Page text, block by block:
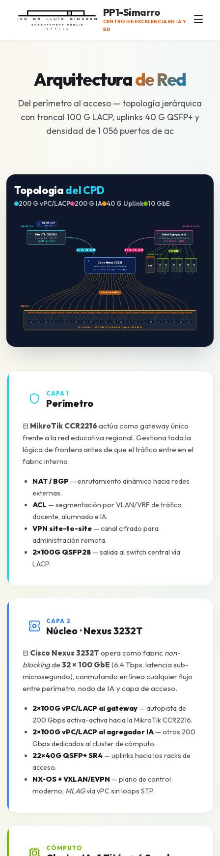
PP1-Simarro
CENTRO DE EXCELENCIA EN IA Y
BD
Arquitecturade Red
Del perímetro al acceso — topología jerárquica
con troncal 100 G LACP, uplinks 40 G QSFP+ y
densidad de 1 056 puertos de acceso.
Topologíadel CPD
200 G vPC/LACP 200 G IA 40 G Uplink 10 GbE
PERÍMETRO AGREGADOR IA
CÓMPUTO IA
ACCESO
MikroTik CCR2216
Gateway · NAT · BGP · VPN
12×25G + 2×100G
MACRO-LAN
INTERNET
Switch Agregador IA
8×10GbE downlinks · 2×100G uplink
2×100G vPC → NEXUS
Cisco Nexus 3232T
Switch central · Fabric non-blocking
32 × 100G · 6,4 Tbps · vPC PEER
TITÁN
2×10G
3×RTX 6000
S1
10G
S2
10G
DUAL · 200G
S3
10G
S4
10G
DUAL · 200G
S5
10G
S6
10G
DUAL · 200G
8 × 10GbE
22 × 40G QSFP+
01 02 04 08 09 10 11 12 13 14 15 16 17 18 19 20 21 22
22 × CRS354 · 1 056 PUERTOS DE ACCESO (48×1G CADA UNO)
200G vPC / LACP 200G vPC / LACP
CAPA 1
Perímetro
El MikroTik CCR2216 actúa como gateway único
frente a la red educativa regional. Gestiona toda la
lógica de frontera antes de que el tráfico entre en el
fabric interno.
NAT / BGP — enrutamiento dinámico hacia redes
externas.
ACL — segmentación por VLAN/VRF de tráfico
docente, alumnado e IA.
VPN site-to-site— canal cifrado para
administración remota.
2×100G QSFP28— salida al switch central vía
LACP.
CAPA 2
Núcleo · Nexus 3232T
El Cisco Nexus 3232T opera como fabric non-
blockingde32 × 100 GbE (6,4 Tbps, latencia sub-
microsegundo), conmutando en línea cualquier flujo
entre perímetro, nodo de IA y capa de acceso.
2×100G vPC/LACP al gateway— autopista de
200 Gbps activa-activa hacia la MikroTik CCR2216.
2×100G vPC/LACP al agregador IA— otros 200
Gbps dedicados al cluster de cómputo.
22×40G QSFP+ SR4— uplinks hacia los racks de
acceso.
NX-OS + VXLAN/EVPN — plano de control
moderno, MLAGvía vPC sin loops STP.
CÓMPUTO